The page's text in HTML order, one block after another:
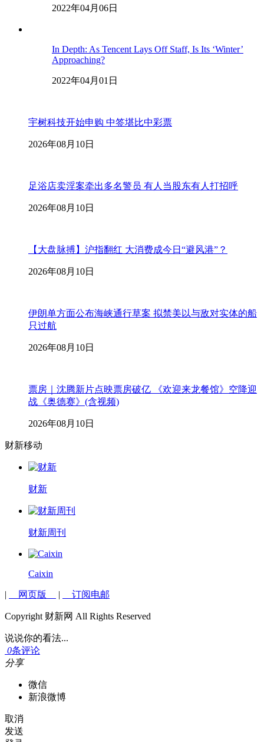
2022年04月06日
In Depth: As Tencent Lays Off Staff, Is Its ‘Winter’
Approaching?
2022年04月01日
宇树科技开始申购 中签堪比中彩票
2026年08月10日
足浴店卖淫案牵出多名警员 有人当股东有人打招呼
2026年08月10日
【大盘脉搏】沪指翻红 大消费成今日“避风港”？
2026年08月10日
伊朗单方面公布海峡通行草案 拟禁美以与敌对实体的船
只过航
2026年08月10日
票房｜沈腾新片点映票房破亿 《欢迎来龙餐馆》空降迎
战《奥德赛》(含视频)
2026年08月10日
财新移动
财新
财新周刊
Caixin
| 网页版 | 订阅电邮
Copyright 财新网 All Rights Reserved
说说你的看法...
0条评论
分享
微信
新浪微博
取消
发送